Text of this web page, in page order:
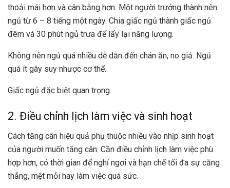
thoải mái hơn và cân bằng hơn. Một người trưởng thành nên
ngủ từ 6 – 8 tiếng một ngày. Chia giấc ngủ thành giấc ngủ
đêm và 30 phút ngủ trưa để lấy lại năng lượng.
Không nên ngủ quá nhiều dễ dẫn đến chán ăn, no giả. Ngủ
quá ít gây suy nhược cơ thể.
Giấc ngủ đặc biệt quan trọng.
2. Điều chỉnh lịch làm việc và sinh hoạt
Cách tăng cân hiệu quả phụ thuộc nhiều vào nhịp sinh hoạt
của người muốn tăng cân. Cần điều chỉnh lịch làm việc phù
hợp hơn, có thời gian để nghỉ ngơi và hạn chế tối đa sự căng
thẳng, mệt mỏi hay làm việc quá sức.